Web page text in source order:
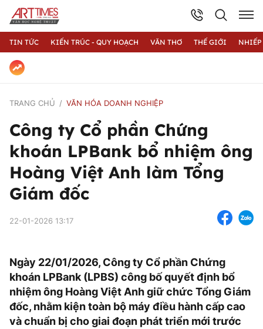
TIN TỨC KIẾN TRÚC - QUY HOẠCH VĂN THƠ THẾ GIỚI
TRANG CHỦ VĂN HÓA DOANH NGHIỆP
Công ty Cổ phần Chứng
khoán LPBank bổ nhiệm ông
Hoàng Việt Anh làm Tổng
Giám đốc
22-01-2026 13:17
Ngày 22/01/2026, Công ty Cổ phần Chứng
khoán LPBank (LPBS) công bố quyết định bổ
nhiệm ông Hoàng Việt Anh giữ chức Tổng Giám
đốc, nhằm kiện toàn bộ máy điều hành cấp cao
và chuẩn bị cho giai đoạn phát triển mới trước